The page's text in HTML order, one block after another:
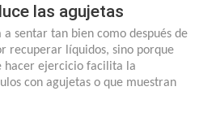
las agujetas
a sentar tan bien como después de
recuperar líquidos, sino porque
hacer ejercicio facilita la
con agujetas o que muestran